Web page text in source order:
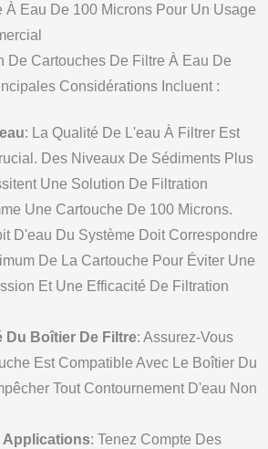
À Eau De 100 Microns Pour Un Usage
De Cartouches De Filtre À Eau De
Considérations Incluent :
: La Qualité De L'eau À Filtrer Est
Des Niveaux De Sédiments Plus
Une Solution De Filtration
Une Cartouche De 100 Microns.
D'eau Du Système Doit Correspondre
De La Cartouche Pour Éviter Une
Et Une Efficacité De Filtration
Du Boîtier De Filtre: Assurez-Vous
Est Compatible Avec Le Boîtier Du
Tout Contournement D'eau Non
Applications: Tenez Compte Des